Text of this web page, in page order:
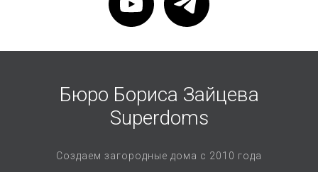
Бюро Бориса Зайцева
Superdoms
Создаем загородные дома с 2010 года